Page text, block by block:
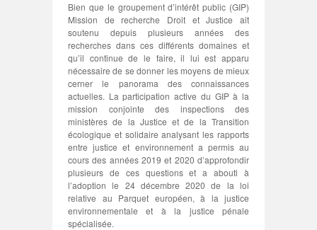
Bien que le groupement d’intérêt public (GIP)
Mission de recherche Droit et Justice ait
soutenu depuis plusieurs années des
recherches dans ces différents domaines et
qu’il continue de le faire, il lui est apparu
nécessaire de se donner les moyens de mieux
cerner le panorama des connaissances
actuelles. La participation active du GIP à la
mission conjointe des inspections des
ministères de la Justice et de la Transition
écologique et solidaire analysant les rapports
entre justice et environnement a permis au
cours des années 2019 et 2020 d’approfondir
plusieurs de ces questions et a abouti à
l’adoption le 24 décembre 2020 de la loi
relative au Parquet européen, à la justice
environnementale et à la justice pénale
spécialisée.